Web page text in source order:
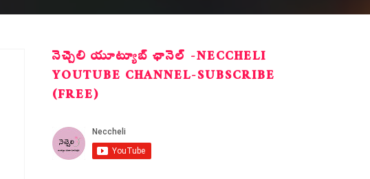
నెచ్చెలి యూట్యూబ్ ఛానెల్ -NECCHELI
YOUTUBE CHANNEL-SUBSCRIBE
(FREE)